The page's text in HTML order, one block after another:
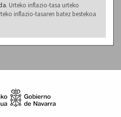
. Urteko inflazio-tasa urteko
inflazio-tasaren batez bestekoa